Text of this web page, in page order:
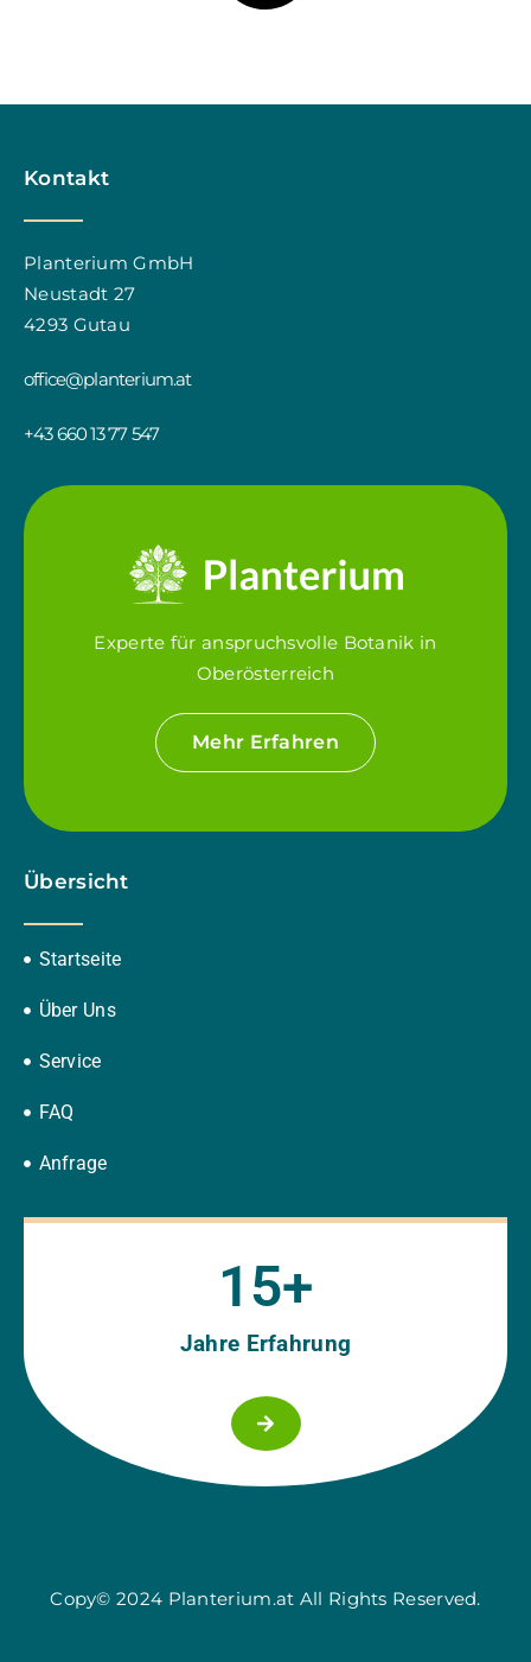
Kontakt
Planterium GmbH
Neustadt 27
4293 Gutau
office@planterium.at
+43 660 13 77 547
Experte für anspruchsvolle Botanik in
Oberösterreich
Mehr Erfahren
Übersicht
Startseite
Über Uns
Service
FAQ
Anfrage
Jahre Erfahrung
15+
Copy© 2024 Planterium.at All Rights Reserved.